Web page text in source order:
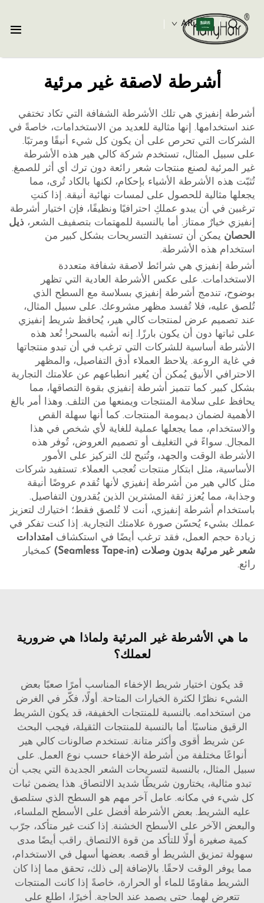
AR
أشرطة لاصقة غير مرئية
أشرطة إنفيزي هي تلك الأشرطة الشفافة التي تكاد تختفي
عند استخدامها. إنها مثالية للعديد من الاستخدامات، خاصةً في
الشركات التي تحرص على أن يكون كل شيء أنيقًا ومرتبًا.
على سبيل المثال، تستخدم شركة كالي هير هذه الأشرطة
غير المرئية لصنع منتجات شعر رائعة دون ترك أي أثر للصمغ.
تُثبّت هذه الأشرطة الأشياء بإحكام، لكنها بالكاد تُرى، مما
يجعلها مثالية للحصول على لمسات نهائية أنيقة. إذا كنتِ
ترغبين في أن يبدو عملكِ احترافيًا ونظيفًا، فإن اختيار أشرطة
إنفيزي خيارٌ ممتاز. أما بالنسبة للمهتمات بتصفيف الشعر، ذيل
الحصان يمكن أن تستفيد التسريحات بشكل كبير من
استخدام هذه الأشرطة.
أشرطة إنفيزي هي شرائط لاصقة شفافة متعددة
الاستخدامات. على عكس الأشرطة العادية التي تظهر
بوضوح، تندمج أشرطة إنفيزي بسلاسة مع السطح الذي
تُلصق عليه، فلا تُفسد مظهر مشروعك. على سبيل المثال،
عند تصميم عرض لمنتجات كالي هير، يُحافظ شريط إنفيزي
على ثباتها دون أن يكون بارزًا. إنه أشبه بالسحر! تُعد هذه
الأشرطة أساسية للشركات التي ترغب في أن تبدو منتجاتها
في غاية الروعة. يلاحظ العملاء أدق التفاصيل، والمظهر
الاحترافي الأنيق يُمكن أن يُغير انطباعهم عن علامتك التجارية
بشكل كبير. كما تتميز أشرطة إنفيزي بقوة التصاقها، مما
يحافظ على سلامة المنتجات ويمنعها من التلف. وهذا أمر بالغ
الأهمية لضمان ديمومة المنتجات. كما أنها سهلة القص
والاستخدام، مما يجعلها عملية للغاية لأي شخص في هذا
المجال. سواءً في التغليف أو تصميم العروض، تُوفر هذه
الأشرطة الوقت والجهد، وتُتيح لك التركيز على الأمور
الأساسية، مثل ابتكار منتجات تُعجب العملاء. تستفيد شركات
مثل كالي هير من أشرطة إنفيزي لأنها تُقدم عروضًا أنيقة
وجذابة، مما يُعزز ثقة المشترين الذين يُقدرون التفاصيل.
باستخدام أشرطة إنفيزي، أنت لا تُلصق فقط؛ اختيارك لتعزيز
عملك بشيء يُحسّن صورة علامتك التجارية. إذا كنت تفكر في
زيادة حجم العمل، فقد ترغب أيضًا في استكشاف
امتدادات
شعر غير مرئية بدون وصلات (Seamless Tape-in)
كمخيار
رائع.
ما هي الأشرطة غير المرئية ولماذا هي ضرورية
لعملك؟
قد يكون اختيار شريط الإخفاء المناسب أمرًا صعبًا بعض
الشيء نظرًا لكثرة الخيارات المتاحة. أولًا، فكّر في الغرض
من استخدامه. بالنسبة للمنتجات الخفيفة، قد يكون الشريط
الرقيق مناسبًا. أما بالنسبة للمنتجات الثقيلة، فيجب البحث
عن شريط أقوى وأكثر متانة. تستخدم صالونات كالي هير
أنواعًا مختلفة من أشرطة الإخفاء حسب نوع العمل. على
سبيل المثال، بالنسبة لتسريحات الشعر الجديدة التي يجب أن
تبدو مثالية، يختارون شريطًا شديد الالتصاق. هذا يضمن ثبات
كل شيء في مكانه. عامل آخر مهم هو السطح الذي ستلصق
عليه الشريط. بعض الأشرطة أفضل على الأسطح الملساء،
والبعض الآخر على الأسطح الخشنة. إذا كنت غير متأكد، جرّب
كمية صغيرة أولًا للتأكد من قوة الالتصاق. راقب أيضًا مدى
سهولة تمزيق الشريط أو قصه. بعضها أسهل في الاستخدام،
مما يوفر الوقت لاحقًا. بالإضافة إلى ذلك، تحقق مما إذا كان
الشريط مقاومًا للماء أو الحرارة، خاصةً إذا كانت المنتجات
تتعرض لهما. حتى يصمد عند الحاجة. أخيرًا، اطلع على